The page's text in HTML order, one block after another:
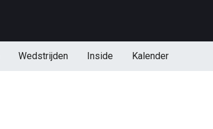
Wedstrijden Inside Kalender